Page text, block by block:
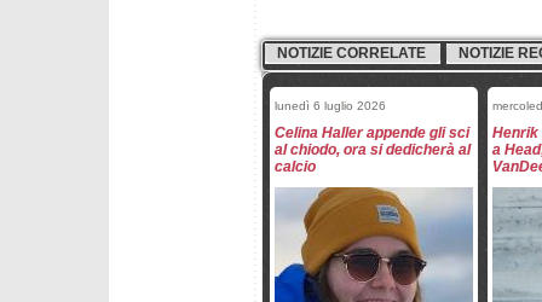
NOTIZIE CORRELATE NOTIZIE
lunedì 6 luglio 2026
Celina Haller appende gli sci
al chiodo, ora si dedicherà al
calcio
Henrik
a